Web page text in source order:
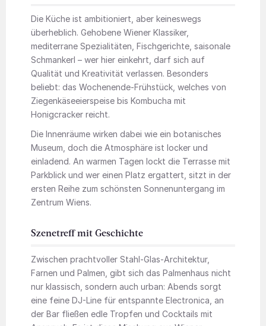
Die Küche ist ambitioniert, aber keineswegs
überheblich. Gehobene Wiener Klassiker,
mediterrane Spezialitäten, Fischgerichte, saisonale
Schmankerl – wer hier einkehrt, darf sich auf
Qualität und Kreativität verlassen. Besonders
beliebt: das Wochenende-Frühstück, welches von
Ziegenkäseeierspeise bis Kombucha mit
Honigcracker reicht.
Die Innenräume wirken dabei wie ein botanisches
Museum, doch die Atmosphäre ist locker und
einladend. An warmen Tagen lockt die Terrasse mit
Parkblick und wer einen Platz ergattert, sitzt in der
ersten Reihe zum schönsten Sonnenuntergang im
Zentrum Wiens.
Szenetreff mit Geschichte
Zwischen prachtvoller Stahl-Glas-Architektur,
Farnen und Palmen, gibt sich das Palmenhaus nicht
nur klassisch, sondern auch urban: Abends sorgt
eine feine DJ-Line für entspannte Electronica, an
der Bar fließen edle Tropfen und Cocktails mit